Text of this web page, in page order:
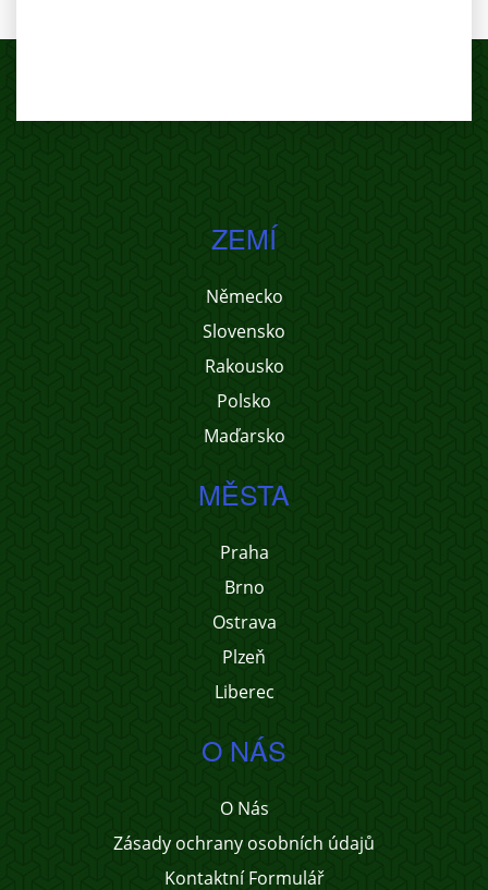
ZEMÍ
Německo
Slovensko
Rakousko
Polsko
Maďarsko
MĚSTA
Praha
Brno
Ostrava
Plzeň
Liberec
O NÁS
O Nás
Zásady ochrany osobních údajů
Kontaktní Formulář